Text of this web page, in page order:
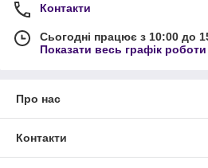
Контакти
Сьогодні працює з 10:00 до
Показати весь графік роботи
Про нас
Контакти